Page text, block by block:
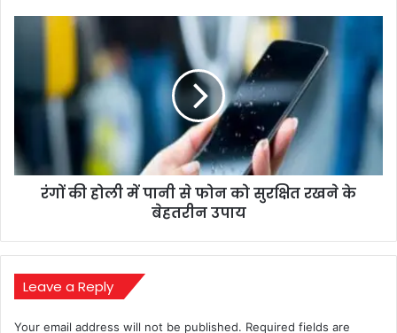
को
सुरक्षित
रंगों की होली में पानी से फोन को सुरक्षित रखने के
बेहतरीन उपाय
Leave a Reply
Your email address will not be published. Required fields are